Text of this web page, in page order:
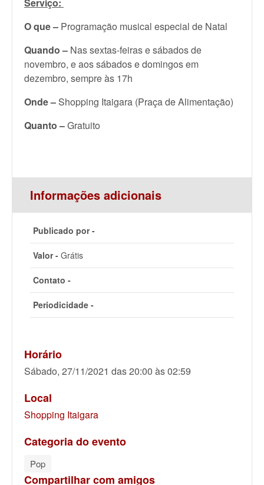
Serviço:
O que – Programação musical especial de Natal
Quando – Nas sextas-feiras e sábados de
novembro, e aos sábados e domingos em
dezembro, sempre às 17h
Onde – Shopping Itaigara (Praça de Alimentação)
Quanto –Gratuito
Informações adicionais
Publicado por -
Valor - Grátis
Contato -
Periodicidade -
Horário
Sábado, 27/11/2021 das 20:00 às 02:59
Local
Shopping Itaigara
Categoria do evento
Pop
Compartilhar com amigos